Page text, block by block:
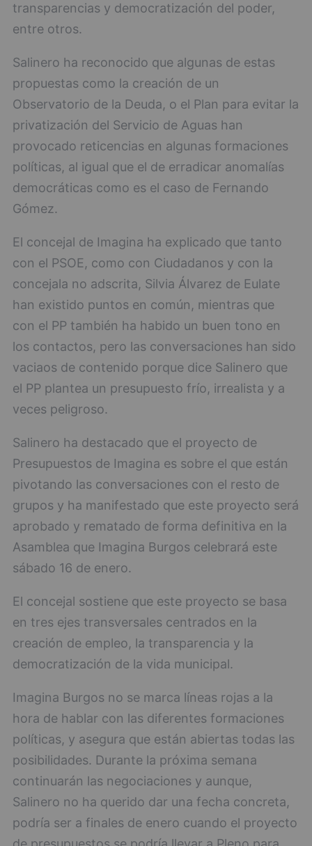
transparencias y democratización del poder,
entre otros.
Salinero ha reconocido que algunas de estas
propuestas como la creación de un
Observatorio de la Deuda, o el Plan para evitar la
privatización del Servicio de Aguas han
provocado reticencias en algunas formaciones
políticas, al igual que el de erradicar anomalías
democráticas como es el caso de Fernando
Gómez.
El concejal de Imagina ha explicado que tanto
con el PSOE, como con Ciudadanos y con la
concejala no adscrita, Silvia Álvarez de Eulate
han existido puntos en común, mientras que
con el PP también ha habido un buen tono en
los contactos, pero las conversaciones han sido
vaciaos de contenido porque dice Salinero que
el PP plantea un presupuesto frío, irrealista y a
veces peligroso.
Salinero ha destacado que el proyecto de
Presupuestos de Imagina es sobre el que están
pivotando las conversaciones con el resto de
grupos y ha manifestado que este proyecto será
aprobado y rematado de forma definitiva en la
Asamblea que Imagina Burgos celebrará este
sábado 16 de enero.
El concejal sostiene que este proyecto se basa
en tres ejes transversales centrados en la
creación de empleo, la transparencia y la
democratización de la vida municipal.
Imagina Burgos no se marca líneas rojas a la
hora de hablar con las diferentes formaciones
políticas, y asegura que están abiertas todas las
posibilidades. Durante la próxima semana
continuarán las negociaciones y aunque,
Salinero no ha querido dar una fecha concreta,
podría ser a finales de enero cuando el proyecto